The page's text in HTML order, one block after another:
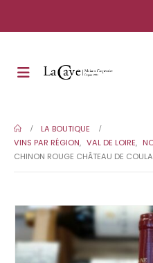
LA BOUTIQUE
VINS PAR RÉGION, VAL DE LOIRE,
CHINON ROUGE CHÂTEAU DE